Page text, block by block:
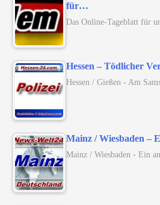
für…
Das Online-Tageblatt für
Hessen – Tödlicher
Hessen / Gießen - Am
Mainz / Wiesbaden –
Mainz / Wiesbaden - Ein